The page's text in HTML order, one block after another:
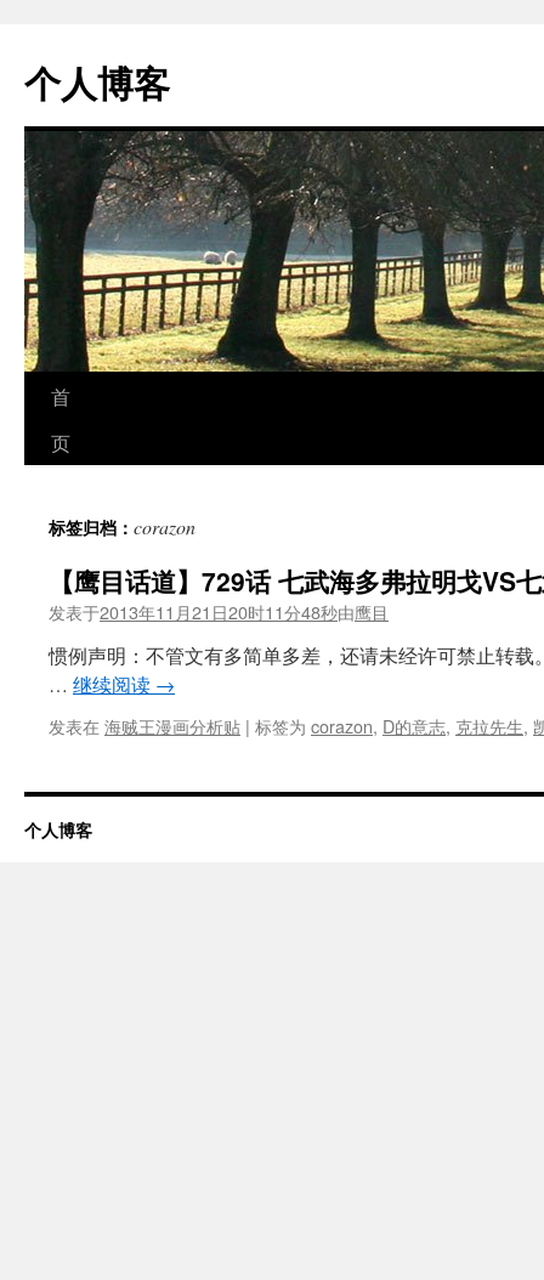
个人博客
跳
至
文
首
页
标签归档： corazon
【鹰目话道】729话 七武海多弗拉明戈VS
发表于2013年11月21日20时11分48秒由鹰目
惯例声明：不管文有多简单多差，还请未经许可禁止转
… 继续阅读 →
发表在 海贼王漫画分析贴 | 标签为 corazon, D的意志, 克拉先生,
个人博客